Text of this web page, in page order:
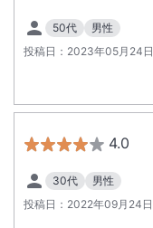
50代
男性
投稿日： 2023年05月24日
4.0
30代
男性
投稿日： 2022年09月24日